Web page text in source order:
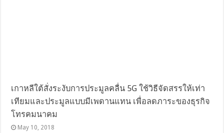
เกาหลีใต้สั่งระงับการประมูลคลื่น 5G ใช้วิธีจัดสรรให้เท่า
เทียมและประมูลแบบมีเพดานแทน เพื่อลดภาระของธุรกิจ
โทรคมนาคม
May 10, 2018